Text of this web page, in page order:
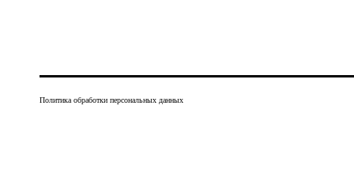
Политика обработки персональных данных